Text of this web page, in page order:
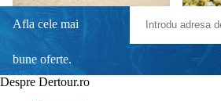
Afla cele mai
bune oferte.
Despre Dertour.ro